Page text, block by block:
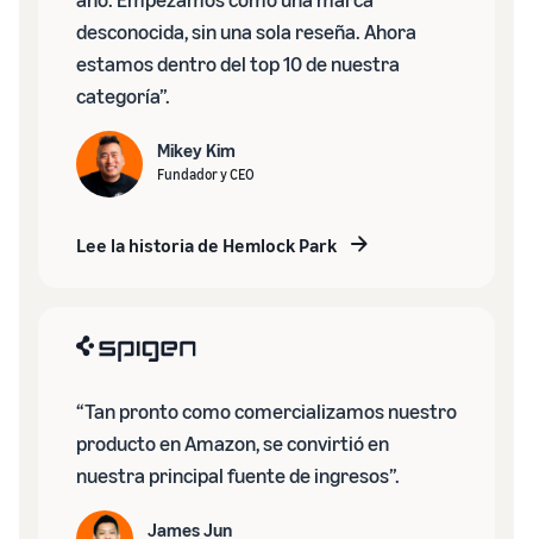
desconocida, sin una sola reseña. Ahora
estamos dentro del top 10 de nuestra
categoría”.
Mikey Kim
Fundador y CEO
Lee la historia de Hemlock Park
“Tan pronto como comercializamos nuestro
producto en Amazon, se convirtió en
nuestra principal fuente de ingresos”.
James Jun